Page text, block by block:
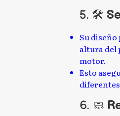
5. 🛠️
Su
altura del
motor.
Esto
6. 🧼